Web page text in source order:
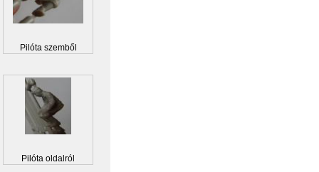
Pilóta szemből
Pilóta oldalról